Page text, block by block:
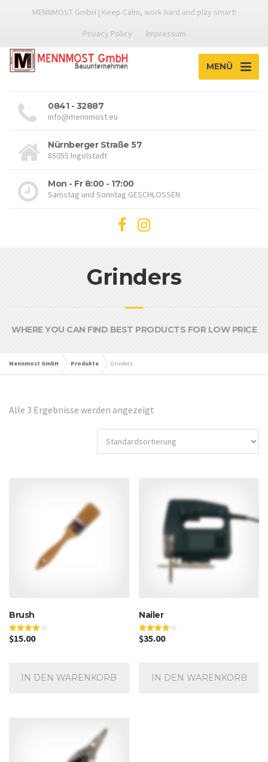
MENNMOST GmbH | Keep Calm, work hard and play smart!
Privacy Policy
Impressum
MENÜ
0841 - 32887
info@mennmost.eu
Nürnberger Straße 57
85055 Ingolstadt
Mon - Fr 8:00 - 17:00
Samstag und Sonntag GESCHLOSSEN
Grinders
WHERE YOU CAN FIND BEST PRODUCTS FOR LOW PRICE
Mennmost GmbH Produkte Grinders
Alle 3 Ergebnisse werden angezeigt
Brush
Bewertet
mit
$15.00
IN DEN WARENKORB
Nailer
Bewertet
mit
$35.00
IN DEN WARENKORB